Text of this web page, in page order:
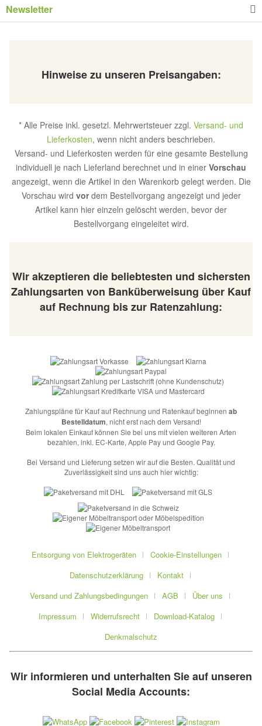
Newsletter
Hinweise zu unseren Preisangaben:
* Alle Preise inkl. gesetzl. Mehrwertsteuer zzgl. Versand- und
Lieferkosten, wenn nicht anders beschrieben.
Versand- und Lieferkosten werden für eine gesamte Bestellung
individuell je nach Lieferland berechnet und in einer Vorschau
angezeigt, wenn die Artikel in den Warenkorb gelegt werden. Die
Vorschau wird vordem Bestellvorgang angezeigt und jeder
Artikel kann hier einzeln gelöscht werden, bevor der
Bestellvorgang eingeleitet wird.
Wir akzeptieren die beliebtesten und sichersten
Zahlungsarten von Banküberweisung über Kauf
auf Rechnung bis zur Ratenzahlung:
Zahlungspläne für Kauf auf Rechnung und Ratenkauf beginnen ab
Bestelldatum, nicht erst nach dem Versand!
Beim lokalen Einkauf können Sie bei uns mit vielen weiteren Arten
bezahlen, inkl. EC-Karte, Apple Pay und Google Pay.
Bei Versand und Lieferung setzen wir auf die Besten. Qualität und
Zuverlässigkeit sind uns auch hier wichtig:
Entsorgung von Elektrogeräten
Cookie-Einstellungen
Datenschutzerklärung
Kontakt
Versand und Zahlungsbedingungen
AGB
Über uns
Impressum
Widerrufsrecht
Download-Katalog
Denkmalschutz
Wir informieren und unterhalten Sie auf unseren
Social Media Accounts: